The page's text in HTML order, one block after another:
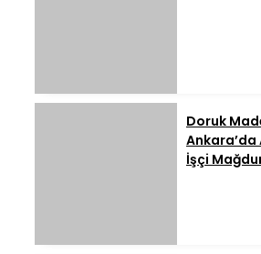
Doruk
Ankara’da
İşçi